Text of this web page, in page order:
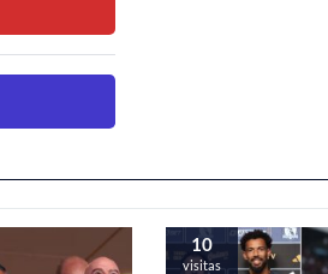
10
visitas